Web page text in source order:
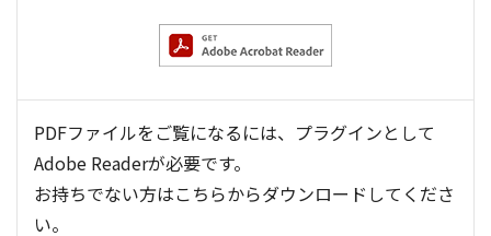
PDFファイルをご覧になるには、プラグインとして
Adobe Readerが必要です。
お持ちでない方はこちらからダウンロードしてくださ
い。